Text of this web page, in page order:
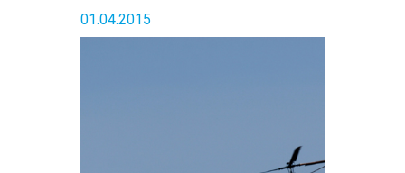
01.04.2015